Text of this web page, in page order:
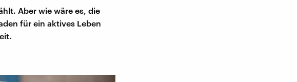
Aber wie wäre es, die
für ein aktives Leben